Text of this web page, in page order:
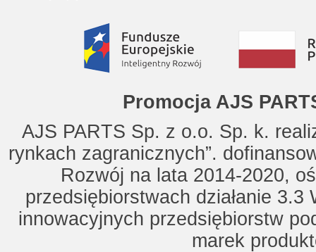
Promocja AJS
AJS PARTS Sp. z o.o. Sp. k.
rynkach zagranicznych”.
Rozwój na lata 2014-2020,
przedsiębiorstwach działanie
innowacyjnych przedsiębiorstw
marek